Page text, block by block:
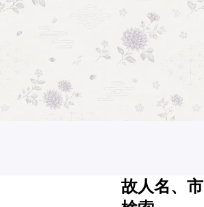
故人名、